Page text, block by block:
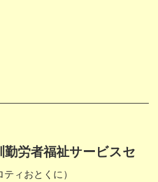
勤労者福祉サービスセ
ティおとくに）